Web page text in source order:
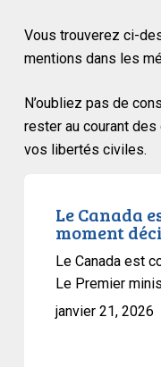
Vous trouverez ci-
mentions dans les
N’oubliez pas de
rester au courant
vos libertés civiles.
Canada
confronté
moment
Le Canada
moment
Le Canada est
Le Premier
janvier 21, 2026